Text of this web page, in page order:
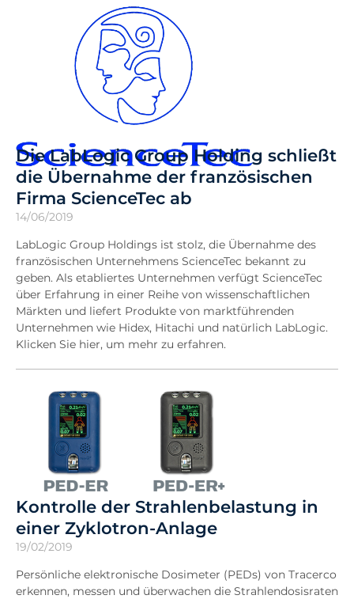
Die LabLogic Group Holding schließt
die Übernahme der französischen
Firma ScienceTec ab
14/06/2019
LabLogic Group Holdings ist stolz, die Übernahme des
französischen Unternehmens ScienceTec bekannt zu
geben. Als etabliertes Unternehmen verfügt ScienceTec
über Erfahrung in einer Reihe von wissenschaftlichen
Märkten und liefert Produkte von marktführenden
Unternehmen wie Hidex, Hitachi und natürlich LabLogic.
Klicken Sie hier, um mehr zu erfahren.
Kontrolle der Strahlenbelastung in
einer Zyklotron-Anlage
19/02/2019
Persönliche elektronische Dosimeter (PEDs) von Tracerco
erkennen, messen und überwachen die Strahlendosisraten